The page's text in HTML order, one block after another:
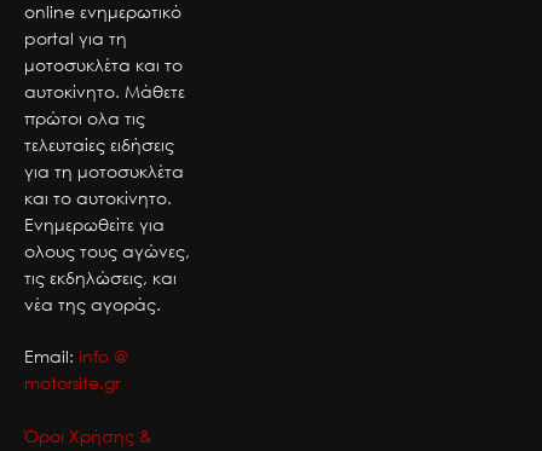
online ενημερωτικό
portal για τη
μοτοσυκλέτα και το
αυτοκίνητο. Μάθετε
πρώτοι ολα τις
τελευταίες ειδήσεις
για τη μοτοσυκλέτα
και το αυτοκίνητο.
Ενημερωθείτε για
ολους τους αγώνες,
τις εκδηλώσεις, και
νέα της αγοράς.
Email: info @
motorsite.gr
Όροι Χρήσης &